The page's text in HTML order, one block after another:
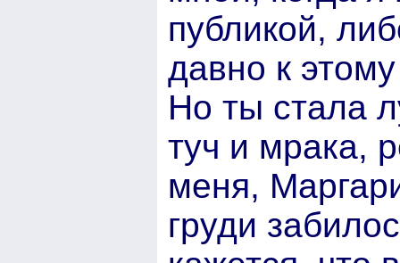
публикой,
давно к
Но ты стала
туч и мрака,
меня,
груди